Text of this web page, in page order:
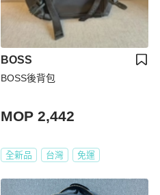
BOSS
BOSS後背包
MOP 2,442
全新品 台灣 免運